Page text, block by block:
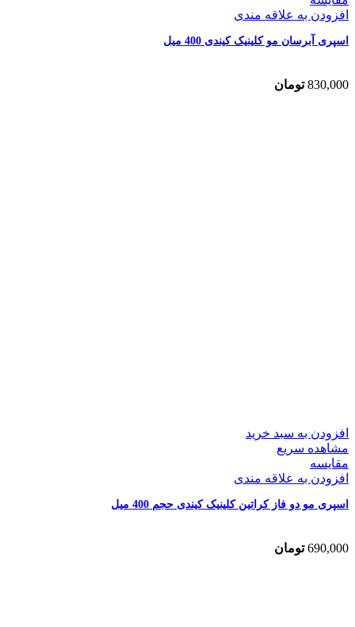
افزودن به علاقه مندی
اسپری آبرسان مو کلینیک کیندی 400 میل
830,000 تومان
افزودن به سبد خرید
مشاهده سریع
مقایسه
افزودن به علاقه مندی
اسپری مو دو فاز کراتین کلینیک کیندی حجم 400 میل
690,000 تومان